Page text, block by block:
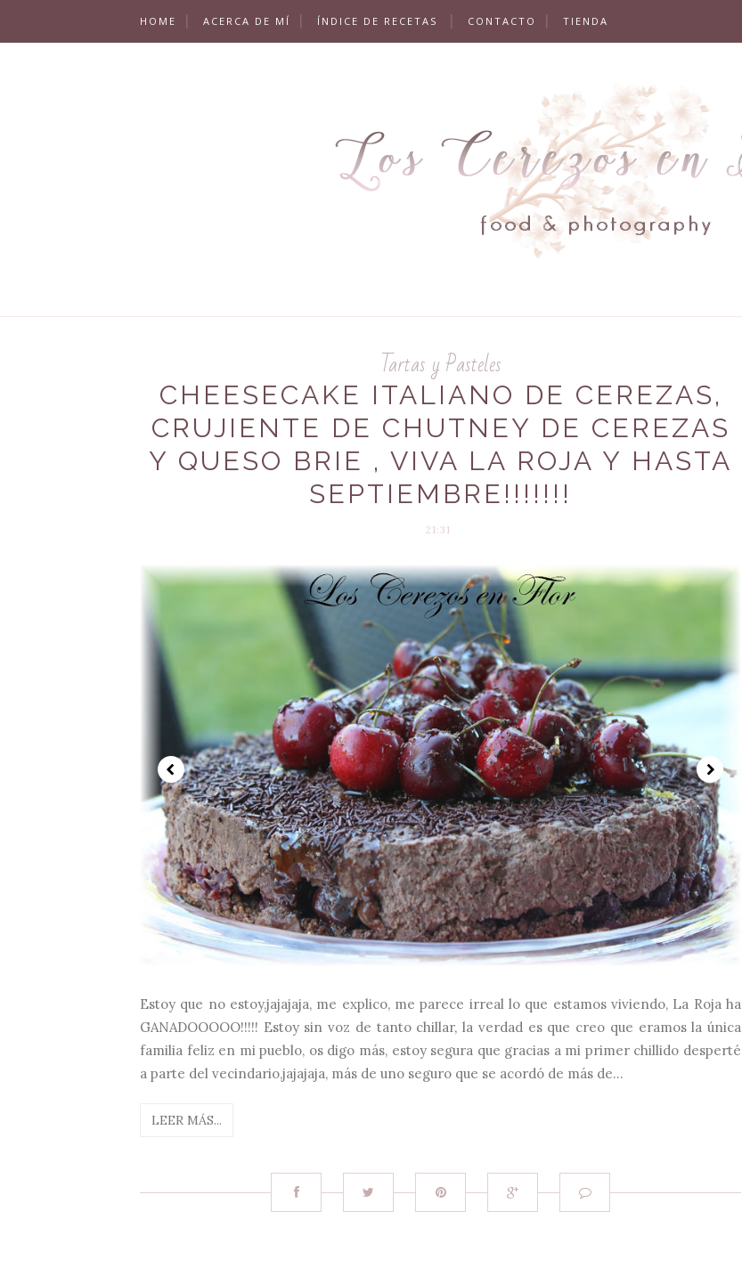
HOME ACERCA DE MÍ ÍNDICE DE RECETAS CONTACTO TIENDA
Tartas y Pasteles
CHEESECAKE ITALIANO DE CEREZAS,
CRUJIENTE DE CHUTNEY DE CEREZAS
Y QUESO BRIE , VIVA LA ROJA Y HASTA
SEPTIEMBRE!!!!!!!
21:31
Estoy que no estoy,jajajaja, me explico, me parece irreal lo que estamos viviendo, La Roja ha
GANADOOOOO!!!!! Estoy sin voz de tanto chillar, la verdad es que creo que eramos la única
familia feliz en mi pueblo, os digo más, estoy segura que gracias a mi primer chillido desperté
a parte del vecindario,jajajaja, más de uno seguro que se acordó de más de...
LEER MÁS...